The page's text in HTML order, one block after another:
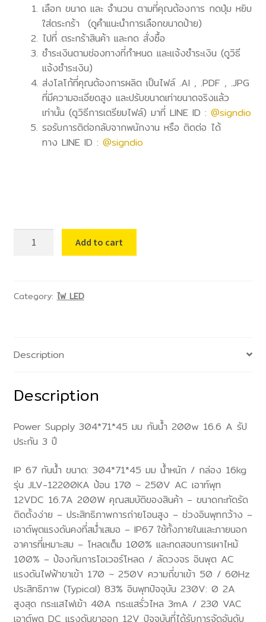
เลือก ขนาด และ จำนวน ตามที่คุณต้องการ กดปุ่ม หยิบ
ใส่ตระกร้า (ดูคำแนะนำการเลือกขนาดป้าย)
ไปที่ ตระกร้าสินค้า และกด สั่งซื้อ
ชำระเงินตามช่องทางที่กำหนด และแจ้งชำระเงิน (ดูวิธี
แจ้งชำระเงิน)
ส่งโลโก้ที่คุณต้องการผลิต เป็นไฟล์ .AI , .PDF , .JPG
ที่มีความอะเอียดสูง และปรับขนาดเท่าขนาดจริงแล้ว
เท่านั้น (ดูวิธีการเตรียมไฟล์) มาที่ LINE ID : @signdio
รอรับการติต่อกลับจากพนักงาน หรือ ติดต่อ ได้
ทาง LINE ID : @signdio
41.Power
กัน
A
3
quantity
Add to cart
Category: ไฟ LED
Description
Description
Power Supply 304*71*45 มม กันน้ำ 200w 16.6 A รัป
ประกัน 3 ปี
IP 67 กันน้ำ ขนาด: 304*71*45 มม น้ำหนัก / กล่อง 16kg
รุ่น JLV-12200KA ป้อน 170 ~ 250V AC เอาท์พุท
12VDC 16.7A 200W คุณสมบัติของสินค้า – ขนาดกะทัดรัด
ติดตั้งง่าย – ประสิทธิภาพการถ่ายโอนสูง – ช่วงอินพุทกว้าง –
เอาต์พุตแรงดันคงที่สม่ำเสมอ – IP67 ใช้ทั้งภายในและภายนอก
อาคารที่เหมาะสม – โหลดเต็ม 100% และทดสอบการเผาไหม้
100% – ป้องกันการโอเวอร์โหลด / ลัดวงจร อินพุต AC
แรงดันไฟฟ้าขาเข้า 170 ~ 250V ความถี่ขาเข้า 50 / 60Hz
ประสิทธิภาพ (Typical) 83% อินพุทปัจจุบัน 230V: 0 2A
สูงสุด กระแสไฟเข้า 40A กระแสรั่วไหล 3mA / 230 VAC
เอาต์พุต DC แรงดันขาออก 12V ปัจจุบันที่ได้รับการจัดอันดับ